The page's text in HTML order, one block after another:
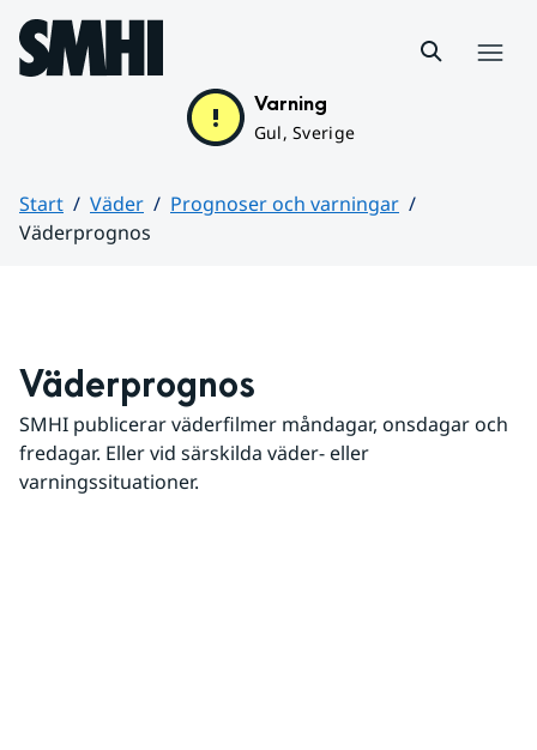
Hoppa till sidans innehåll
Varning
Gul, Sverige
Start Väder
Prognoser och varningar
Väderprognos
Väderprognos
SMHI publicerar väderfilmer måndagar, onsdagar och
fredagar. Eller vid särskilda väder- eller
varningssituationer.